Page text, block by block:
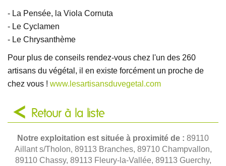
- La Pensée, la Viola Cornuta
- Le Cyclamen
- Le Chrysanthème
Pour plus de conseils rendez-vous chez l'un des 260
artisans du végétal, il en existe forcément un proche de
chez vous ! www.lesartisansduvegetal.com
Retour à la liste
Notre exploitation est située à proximité de : 89110
Aillant s/Tholon, 89113 Branches, 89710 Champvallon,
89110 Chassy, 89113 Fleury-la-Vallée, 89113 Guerchy,